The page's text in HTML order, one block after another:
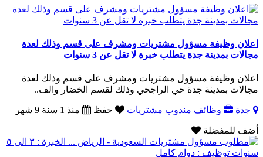
اعلان وظيفة مسؤول مشتريات ومشرف على قسم وذلك لعدة
مجالات بمدينة جدة يتطلب خبرة لا تقل عن 3 سنوات
اعلان وظيفة مسؤول مشتريات ومشرف على قسم وذلك لعدة
مجالات بمدينة جدة حي الراجحي وذلك لقسم الخضار والف..
جدة وظائف مندوب مشتريات حفظ منذ 1 سنة 9 شهر
أضف للمفضلة